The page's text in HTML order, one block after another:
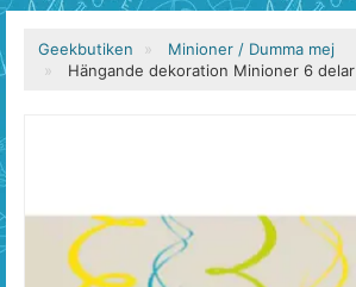
Geekbutiken
Minioner / Dumma mej
Hängande dekoration Minioner 6 delar